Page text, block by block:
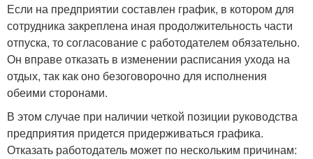
Если на предприятии составлен график, в котором для
сотрудника закреплена иная продолжительность части
отпуска, то согласование с работодателем обязательно.
Он вправе отказать в изменении расписания ухода на
отдых, так как оно безоговорочно для исполнения
обеими сторонами.
В этом случае при наличии четкой позиции руководства
предприятия придется придерживаться графика.
Отказать работодатель может по нескольким причинам: